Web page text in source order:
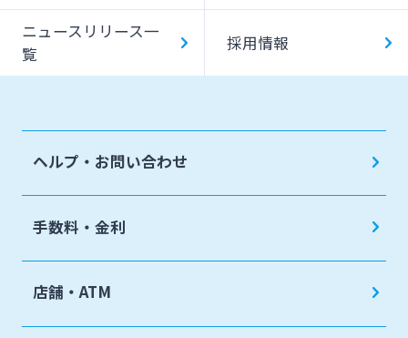
ニュースリリース一
覧
採用情報
ヘルプ・お問い合わせ
手数料・金利
店舗・ATM